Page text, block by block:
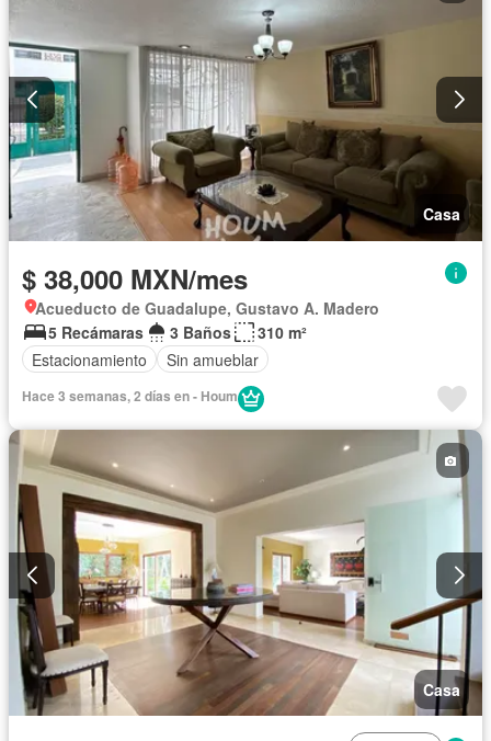
Casa
$ 38,000 MXN/mes
Acueducto de Guadalupe, Gustavo A. Madero
5 Recámaras
3 Baños
310 m²
Estacionamiento
Sin amueblar
Hace 3 semanas, 2 días en - Houm
Casa